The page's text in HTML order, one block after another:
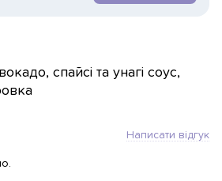
спайсі та унагі соус,
Написати відгук